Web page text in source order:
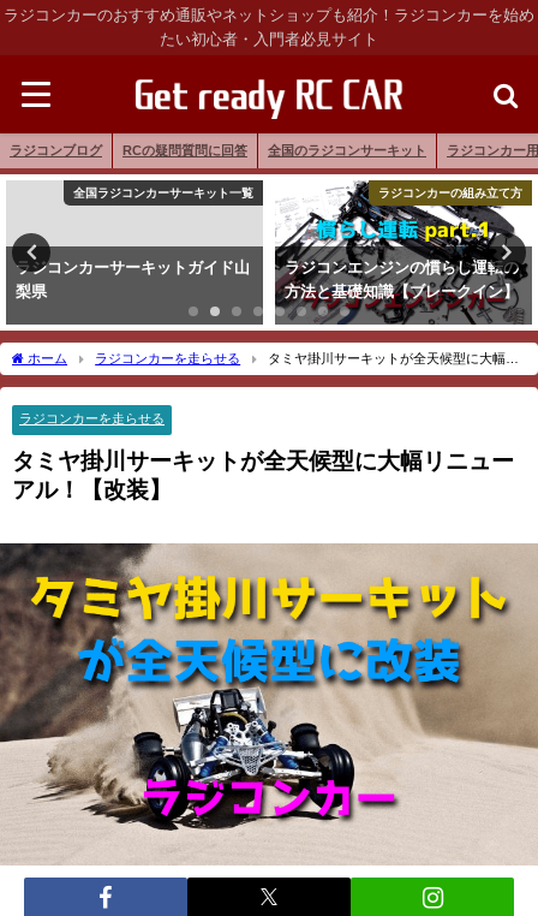
ラジコンカーのおすすめ通販やネットショップも紹介！ラジコンカーを始め
たい初心者・入門者必見サイト
ラジコンブログ RCの疑問質問に回答 全国のラジコンサーキット ラジコンカー
全国ラジコンカーサーキット一覧
ラジコンカーサーキットガイド山
梨県
ラジコンカーの組み立て方
ラジコンエンジンの慣らし運転の
方法と基礎知識【ブレークイン】
ホーム ラジコンカーを走らせる
タミヤ掛川サーキットが全天候型に大幅リ
ニューアル！【改装】
ラジコンカーを走らせる
タミヤ掛川サーキットが全天候型に大幅リニュー
アル！【改装】